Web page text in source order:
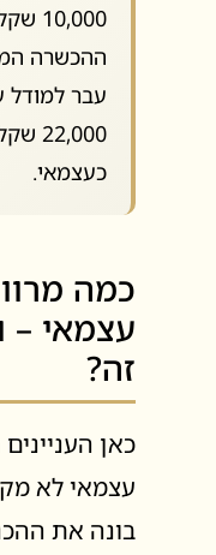
ההכשרה
עבר למודל
כעצמאי.
כמה
עצמאי –
זה?
כאן
עצמאי לא
בונה את